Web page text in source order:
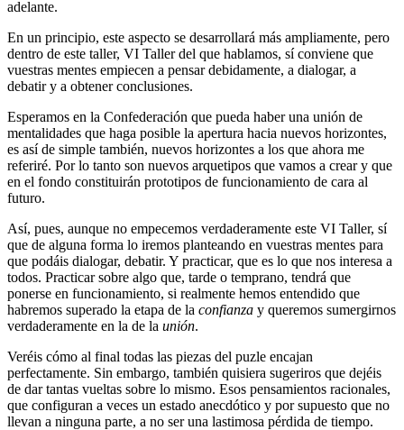
adelante.
En un principio, este aspecto se desarrollará más ampliamente, pero
dentro de este taller, VI Taller del que hablamos, sí conviene que
vuestras mentes empiecen a pensar debidamente, a dialogar, a
debatir y a obtener conclusiones.
Esperamos en la Confederación que pueda haber una unión de
mentalidades que haga posible la apertura hacia nuevos horizontes,
es así de simple también, nuevos horizontes a los que ahora me
referiré. Por lo tanto son nuevos arquetipos que vamos a crear y que
en el fondo constituirán prototipos de funcionamiento de cara al
futuro.
Así, pues, aunque no empecemos verdaderamente este VI Taller, sí
que de alguna forma lo iremos planteando en vuestras mentes para
que podáis dialogar, debatir. Y practicar, que es lo que nos interesa a
todos. Practicar sobre algo que, tarde o temprano, tendrá que
ponerse en funcionamiento, si realmente hemos entendido que
habremos superado la etapa de la confianza y queremos sumergirnos
verdaderamente en la de la unión.
Veréis cómo al final todas las piezas del puzle encajan
perfectamente. Sin embargo, también quisiera sugeriros que dejéis
de dar tantas vueltas sobre lo mismo. Esos pensamientos racionales,
que configuran a veces un estado anecdótico y por supuesto que no
llevan a ninguna parte, a no ser una lastimosa pérdida de tiempo.